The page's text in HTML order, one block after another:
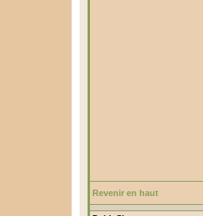
Revenir en haut